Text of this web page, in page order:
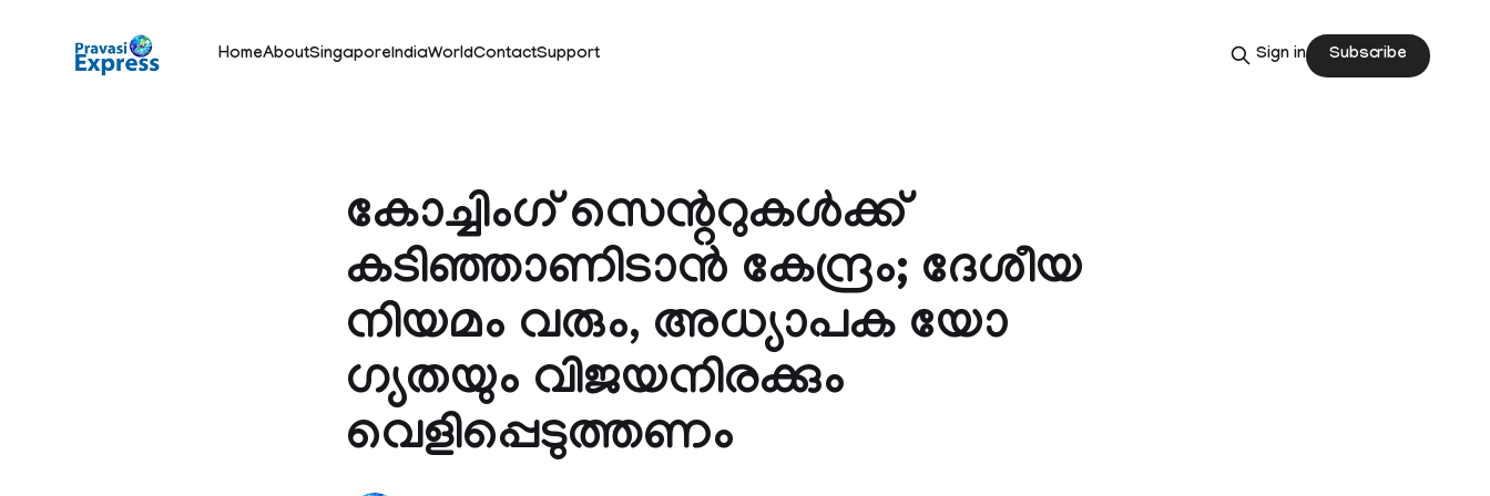
HomeAboutSingaporeIndiaWorldContactSupport Sign in Subscribe
കോച്ചിം​ഗ് സെന്ററുകൾക്ക്
കടിഞ്ഞാണിടാൻ കേന്ദ്രം; ദേശീയ
നിയമം വരും, അധ്യാപക യോ​
ഗ്യതയും വിജയനിരക്കും
വെളിപ്പെടുത്തണം